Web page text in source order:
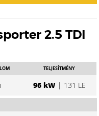
2.5 TDI
TELJESÍTMÉNY
96 kW| 131 LE